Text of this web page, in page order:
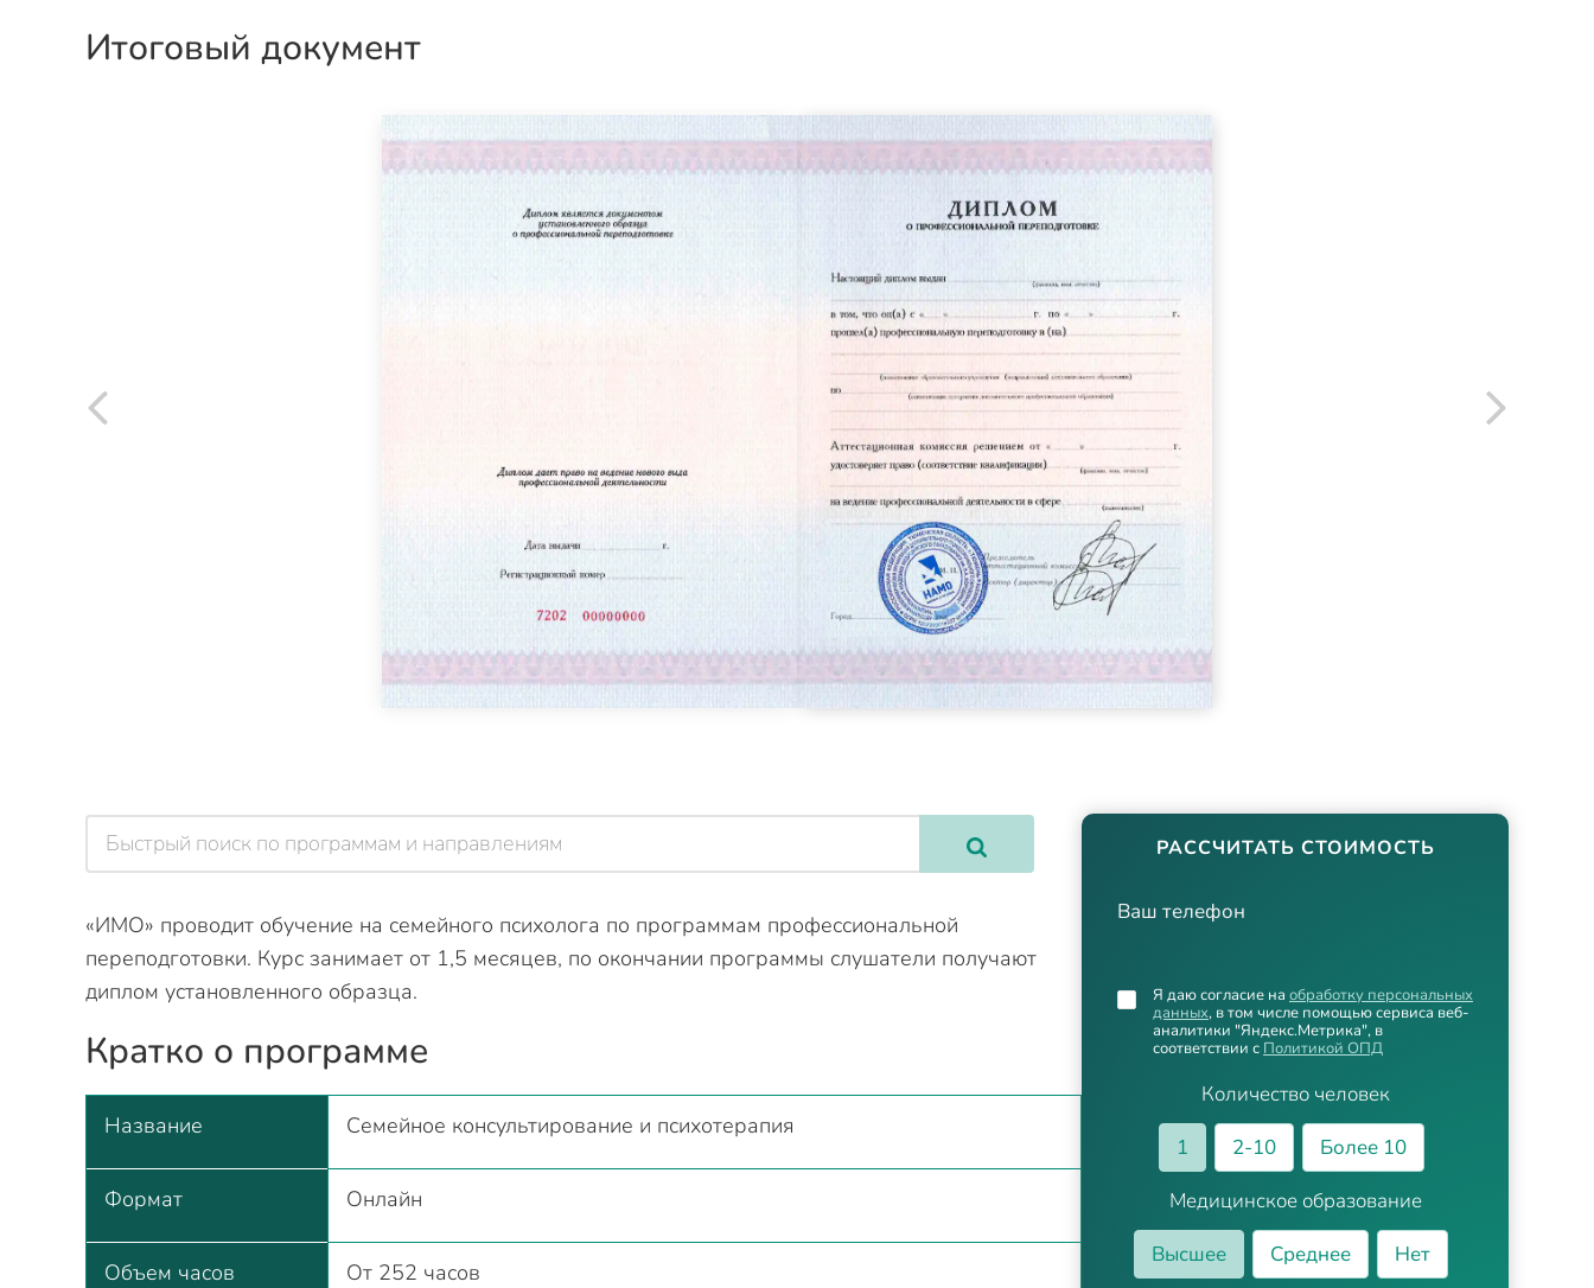
Итоговый документ
РАССЧИТАТЬ СТОИМОСТЬ
Ваш телефон
Количество человек
1
2-10
Более 10
Медицинское образование
Высшее
Среднее Нет
Я даю согласие на обработку персональных
данных, в том числе помощью сервиса веб-
аналитики "Яндекс.Метрика", в
соответствии с Политикой ОПД
«ИМО» проводит обучение на семейного психолога по программам профессиональной
переподготовки. Курс занимает от 1,5 месяцев, по окончании программы слушатели получают
диплом установленного образца.
Кратко о программе
Название Семейное консультирование и психотерапия
Формат Онлайн
Объем часов От 252 часов